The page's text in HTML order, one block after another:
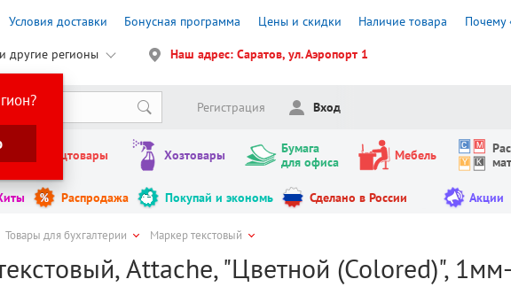
Условия доставки Бонусная программа Цены и скидки Наличие товара Почему
другие регионы Наш адрес: Саратов, ул. Аэропорт 1
Регистрация Вход
Канцтовары Хозтовары
Бумага
для офиса
Мебель
Распродажа Покупай и экономь Сделано в России Акции
Товары для бухгалтерии Маркер текстовый
Attache, "Цветной (Colored)",